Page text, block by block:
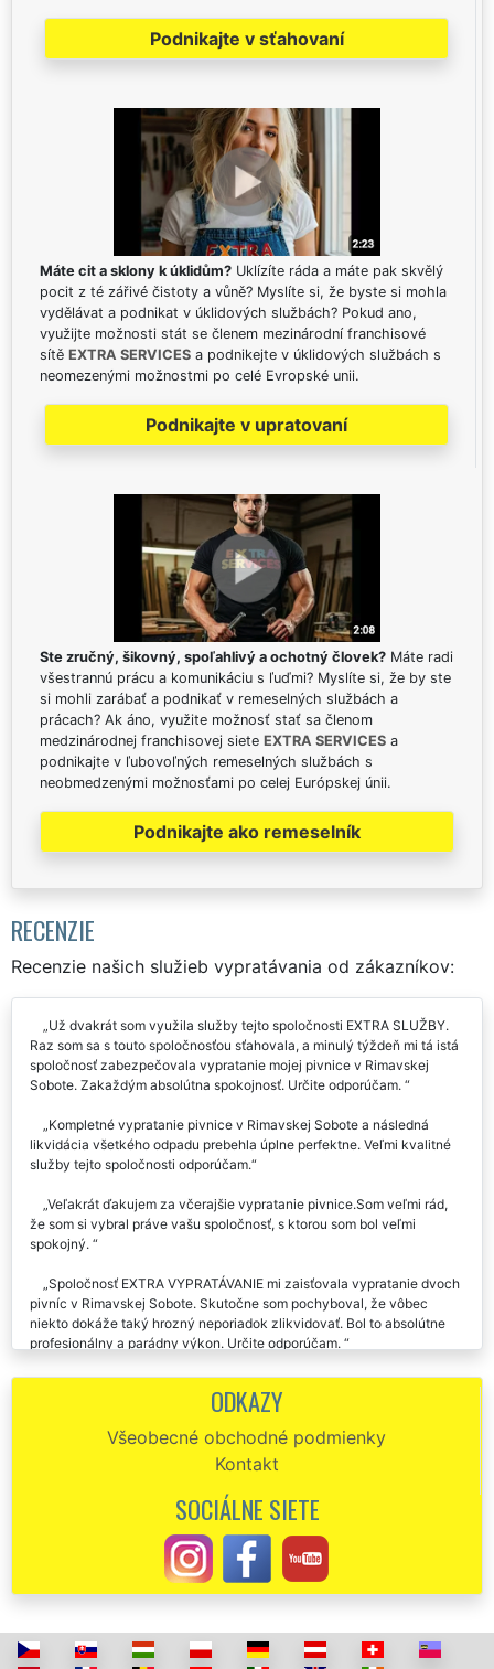
Podnikajte v sťahovaní
Máte cit a sklony k úklidům? Uklízíte ráda a máte pak skvělý
pocit z té zářivé čistoty a vůně? Myslíte si, že byste si mohla
vydělávat a podnikat v úklidových službách? Pokud ano,
využijte možnosti stát se členem mezinárodní franchisové
sítě EXTRA SERVICES a podnikejte v úklidových službách s
neomezenými možnostmi po celé Evropské unii.
Podnikajte v upratovaní
Ste zručný, šikovný, spoľahlivý a ochotný človek? Máte radi
všestrannú prácu a komunikáciu s ľuďmi? Myslíte si, že by ste
si mohli zarábať a podnikať v remeselných službách a
prácach? Ak áno, využite možnosť stať sa členom
medzinárodnej franchisovej siete EXTRA SERVICES a
podnikajte v ľubovoľných remeselných službách s
neobmedzenými možnosťami po celej Európskej únii.
Podnikajte ako remeselník
RECENZIE
Recenzie našich služieb vypratávania od zákazníkov:
Už dvakrát som využila služby tejto spoločnosti EXTRA SLUŽBY.
Raz som sa s touto spoločnosťou sťahovala, a minulý týždeň mi tá istá
spoločnosť zabezpečovala vypratanie mojej pivnice v Rimavskej
Sobote. Zakaždým absolútna spokojnosť. Určite odporúčam.
Kompletné vypratanie pivnice v Rimavskej Sobote a následná
likvidácia všetkého odpadu prebehla úplne perfektne. Veľmi kvalitné
služby tejto spoločnosti odporúčam.
Veľakrát ďakujem za včerajšie vypratanie pivnice.Som veľmi rád,
že som si vybral práve vašu spoločnosť, s ktorou som bol veľmi
spokojný.
Spoločnosť EXTRA VYPRATÁVANIE mi zaisťovala vypratanie dvoch
pivníc v Rimavskej Sobote. Skutočne som pochyboval, že vôbec
niekto dokáže taký hrozný neporiadok zlikvidovať. Bol to absolútne
profesionálny a parádny výkon. Určite odporúčam.
Potrebovala som zabezpečiť vypratanie pivnice v Rimavskej
Sobote po našej babičke, a práve na túto prácu som si vybrala firmu
hodín. Určite odporúčam túto spoločnosť.
a presne v čase, na ktorom sme sa dohodli. Aj cena bola presne taká,
na akej sme sa dohovorili. Tejto firme dávam palec hore.
Prostredníctvom spoločnosti EXTRA SLUŽBY sme potrebovali
zabezpečiť vypratanie niekoľkých pivníc v našom dome v Rimavskej
ODKAZY
Všeobecné obchodné podmienky
Kontakt
SOCIÁLNE SIETE